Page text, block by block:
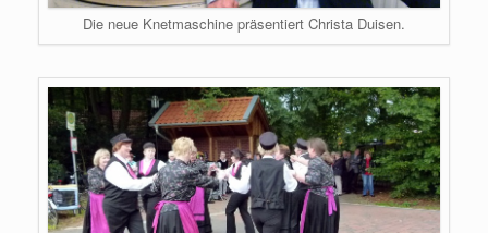
Die neue Knetmaschine präsentiert Christa Duisen.